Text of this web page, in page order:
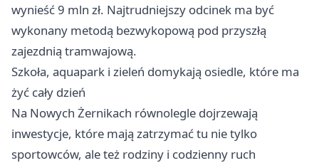
wynieść 9 mln zł. Najtrudniejszy odcinek ma być
wykonany metodą bezwykopową pod przyszłą
zajezdnią tramwajową.
Szkoła, aquapark i zieleń domykają osiedle, które ma
żyć cały dzień
Na Nowych Żernikach równolegle dojrzewają
inwestycje, które mają zatrzymać tu nie tylko
sportowców, ale też rodziny i codzienny ruch